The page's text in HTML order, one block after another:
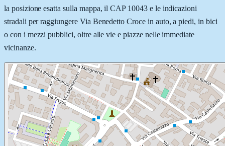
la posizione esatta sulla mappa, il CAP 10043 e le indicazioni
stradali per raggiungere Via Benedetto Croce in auto, a piedi, in bici
o con i mezzi pubblici, oltre alle vie e piazze nelle immediate
vicinanze.